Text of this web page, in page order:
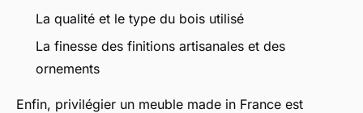
La qualité et le type du bois utilisé
La finesse des finitions artisanales et des
ornements
Enfin, privilégier un meuble made in France est